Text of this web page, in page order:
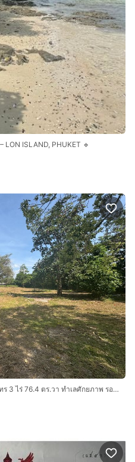
LON ISLAND, PHUKET 🔹
ให้เช่าที่ดินภูเก็ตระยะยาว ถลาง–ศรีสุนทร 3 ไร่ 76.4 ตร.วา ทำเลศักยภาพ รองรับธุรกิจทุกประเภท